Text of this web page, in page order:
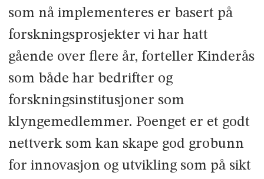
som nå implementeres er basert på
forskningsprosjekter vi har hatt
gående over flere år, forteller Kinderås
som både har bedrifter og
forskningsinstitusjoner som
klyngemedlemmer. Poenget er et godt
nettverk som kan skape god grobunn
for innovasjon og utvikling som på sikt